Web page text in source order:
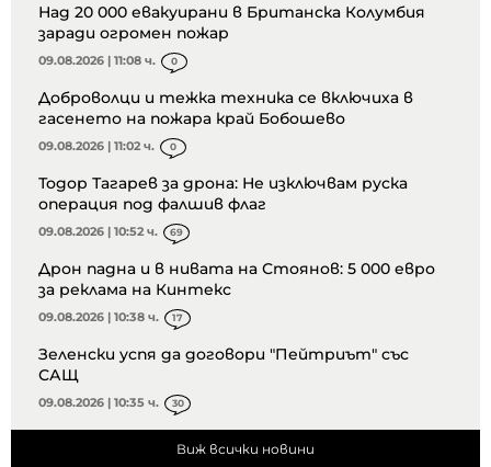
Над 20 000 евакуирани в Британска Колумбия
заради огромен пожар
09.08.2026 | 11:08 ч. 0
Доброволци и тежка техника се включиха в
гасенето на пожара край Бобошево
09.08.2026 | 11:02 ч. 0
Тодор Тагарев за дрона: Не изключвам руска
операция под фалшив флаг
09.08.2026 | 10:52 ч. 69
Дрон падна и в нивата на Стоянов: 5 000 евро
за реклама на Кинтекс
09.08.2026 | 10:38 ч. 17
Зеленски успя да договори "Пейтриът" със
САЩ
09.08.2026 | 10:35 ч. 30
Виж всички новини